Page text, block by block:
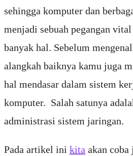
sehingga komputer dan
menjadi sebuah pegangan
banyak hal. Sebelum
alangkah baiknya kamu juga
hal mendasar dalam sistem
komputer. Salah satunya
administrasi sistem jaringan.
Pada artikel ini kita akan coba